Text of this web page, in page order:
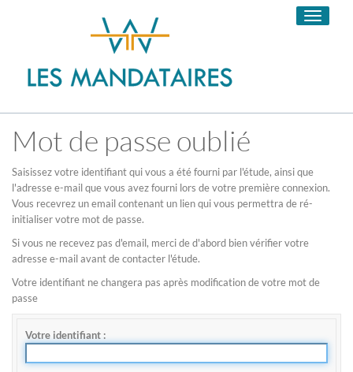
Toggle
Mot de passe oublié
Saisissez votre identifiant qui vous a été fourni par l'étude, ainsi que
l'adresse e-mail que vous avez fourni lors de votre première connexion.
Vous recevrez un email contenant un lien qui vous permettra de ré-
initialiser votre mot de passe.
Si vous ne recevez pas d'email, merci de d'abord bien vérifier votre
adresse e-mail avant de contacter l'étude.
Votre identifiant ne changera pas après modification de votre mot de
passe
Votre identifiant